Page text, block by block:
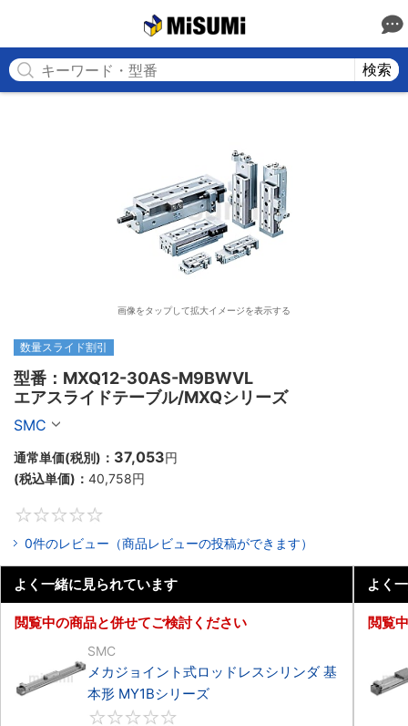
検索
画像をタップして拡大イメージを表示する
数量スライド割引
型番：MXQ12-30AS-M9BWVL
エアスライドテーブル/MXQシリーズ
SMC
通常単価(税別)： 37,053円
(税込単価)： 40,758円
0件のレビュー（商品レビューの投稿ができます）
よく一緒に見られています
閲覧中の商品と併せてご検討ください
SMC
メカジョイント式ロッドレスシリンダ 基
本形 MY1Bシリーズ
よく
閲覧